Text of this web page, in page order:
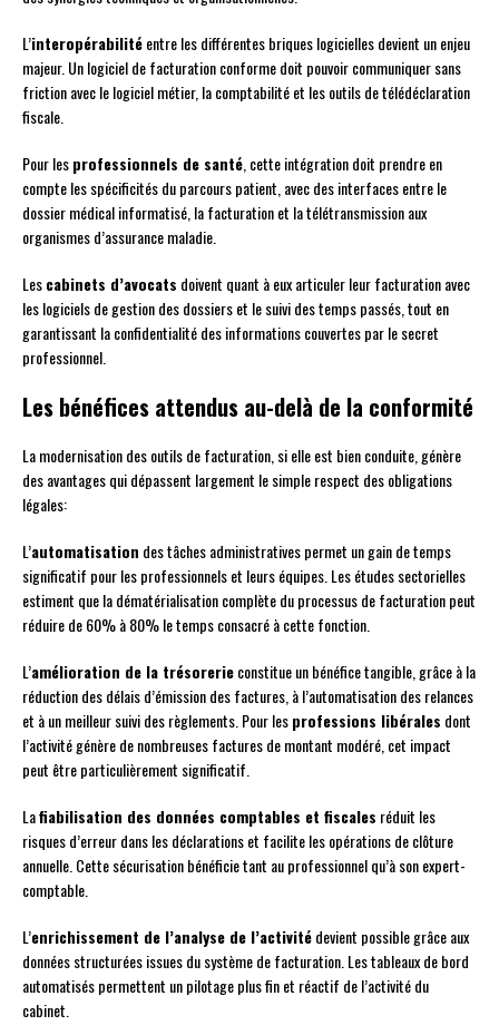
L’interopérabilitéentre les différentes briques logicielles devient un enjeu
majeur. Un logiciel de facturation conforme doit pouvoir communiquer sans
friction avec le logiciel métier, la comptabilité et les outils de télédéclaration
fiscale.
Pour lesprofessionnels de santé , cette intégration doit prendre en
compte les spécificités du parcours patient, avec des interfaces entre le
dossier médical informatisé, la facturation et la télétransmission aux
organismes d’assurance maladie.
Lescabinets d’avocats doivent quant à eux articuler leur facturation avec
les logiciels de gestion des dossiers et le suivi des temps passés, tout en
garantissant la confidentialité des informations couvertes par le secret
professionnel.
Les bénéfices attendus au-delà de la conformité
La modernisation des outils de facturation, si elle est bien conduite, génère
des avantages qui dépassent largement le simple respect des obligations
légales:
L’automatisation des tâches administratives permet un gain de temps
significatif pour les professionnels et leurs équipes. Les études sectorielles
estiment que la dématérialisation complète du processus de facturation peut
réduire de 60% à 80% le temps consacré à cette fonction.
L’amélioration de la trésorerieconstitue un bénéfice tangible, grâce à la
réduction des délais d’émission des factures, à l’automatisation des relances
et à un meilleur suivi des règlements. Pour lesprofessions libérales dont
l’activité génère de nombreuses factures de montant modéré, cet impact
peut être particulièrement significatif.
Lafiabilisation des données comptables et fiscales réduit les
risques d’erreur dans les déclarations et facilite les opérations de clôture
annuelle. Cette sécurisation bénéficie tant au professionnel qu’à son expert-
comptable.
L’enrichissement de l’analyse de l’activitédevient possible grâce aux
données structurées issues du système de facturation. Les tableaux de bord
automatisés permettent un pilotage plus fin et réactif de l’activité du
cabinet.